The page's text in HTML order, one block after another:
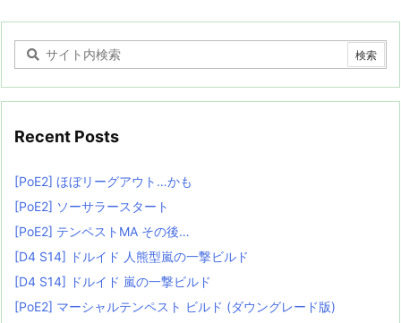
Recent Posts
[PoE2] ほぼリーグアウト…かも
[PoE2] ソーサラースタート
[PoE2] テンペストMA その後…
[D4 S14] ドルイド 人熊型嵐の一撃ビルド
[D4 S14] ドルイド 嵐の一撃ビルド
[PoE2] マーシャルテンペスト ビルド (ダウングレード版)